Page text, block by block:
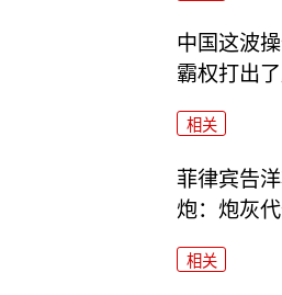
中国这波
霸权打出
相关
菲律宾告
炮：炮灰
相关